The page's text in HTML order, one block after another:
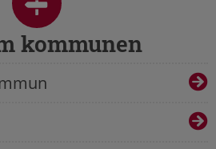
kommunen